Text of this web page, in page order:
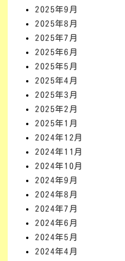
2025年9月
2025年8月
2025年7月
2025年6月
2025年5月
2025年4月
2025年3月
2025年2月
2025年1月
2024年12月
2024年11月
2024年10月
2024年9月
2024年8月
2024年7月
2024年6月
2024年5月
2024年4月